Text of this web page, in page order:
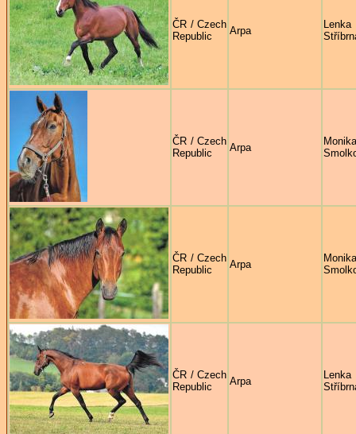
ČR / Czech
Republic
Arpa
Lenka
ČR / Czech
Republic
Arpa
Monika
ČR / Czech
Republic
Arpa
Monika
ČR / Czech
Republic
Arpa
Lenka